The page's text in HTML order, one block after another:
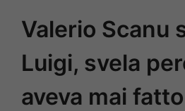
Valerio Scanu
Luigi, svela
aveva mai